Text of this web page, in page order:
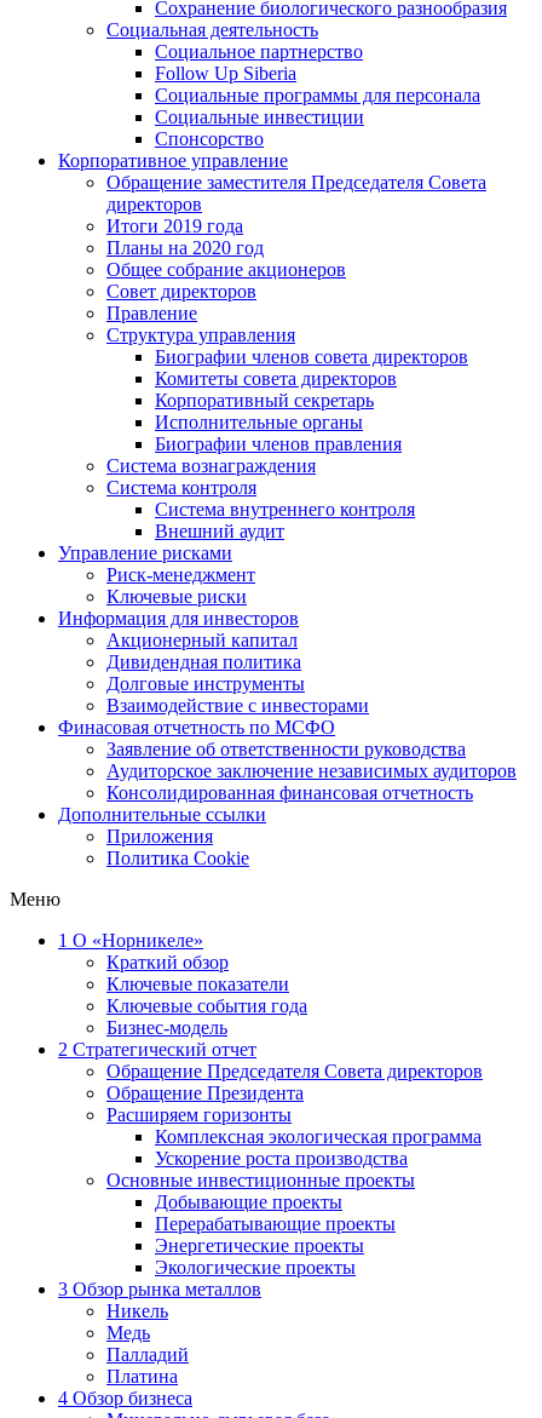
Сохранение биологического разнообразия
Социальная деятельность
Социальное партнерство
Follow Up Siberia
Социальные программы для персонала
Социальные инвестиции
Спонсорство
Корпоративное управление
Обращение заместителя Председателя Совета
директоров
Итоги 2019 года
Планы на 2020 год
Общее собрание акционеров
Совет директоров
Правление
Структура управления
Биографии членов совета директоров
Комитеты совета директоров
Корпоративный секретарь
Исполнительные органы
Биографии членов правления
Система вознаграждения
Система контроля
Система внутреннего контроля
Внешний аудит
Управление рисками
Риск-менеджмент
Ключевые риски
Информация для инвесторов
Акционерный капитал
Дивидендная политика
Долговые инструменты
Взаимодействие с инвеcторами
Финасовая отчетность по МСФО
Заявление об ответственности руководства
Аудиторское заключение независимых аудиторов
Консолидированная финансовая отчетность
Дополнительные ссылки
Приложения
Политика Cookie
Меню
1 О «Норникеле»
Краткий обзор
Ключевые показатели
Ключевые события года
Бизнес-модель
2 Стратегический отчет
Обращение Председателя Совета директоров
Обращение Президента
Расширяем горизонты
Комплексная экологическая программа
Ускорение роста производства
Основные инвестиционные проекты
Добывающие проекты
Перерабатывающие проекты
Энергетические проекты
Экологические проекты
3 Обзор рынка металлов
Никель
Медь
Палладий
Платина
4 Обзор бизнеса